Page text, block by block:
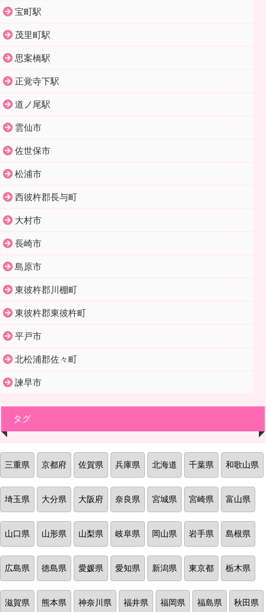
宝町駅
茂里町駅
思案橋駅
正覚寺下駅
道ノ尾駅
雲仙市
佐世保市
松浦市
西彼杵郡長与町
大村市
長崎市
島原市
東彼杵郡川棚町
東彼杵郡東彼杵町
平戸市
北松浦郡佐々町
諫早市
タグ
三重県 京都府 佐賀県 兵庫県 北海道 千葉県 和歌山県
埼玉県 大分県 大阪府 奈良県 宮城県 宮崎県 富山県
山口県 山形県 山梨県 岐阜県 岡山県 岩手県 島根県
広島県 徳島県 愛媛県 愛知県 新潟県 東京都 栃木県
滋賀県 熊本県 神奈川県 福井県 福岡県 福島県 秋田県